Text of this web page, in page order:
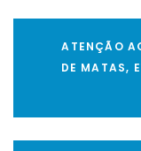
ATENÇÃO
DE MATAS,